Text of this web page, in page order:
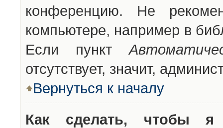
конференцию. Не
компьютере, например в
Если пункт
отсутствует, значит,
Вернуться к началу
Как сделать, чтобы